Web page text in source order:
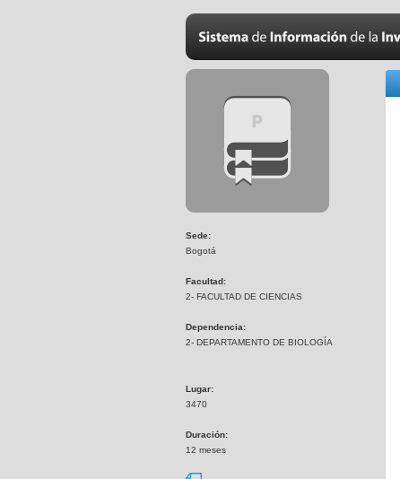
Sede:
Bogotá
Facultad:
2- FACULTAD DE CIENCIAS
Dependencia:
2- DEPARTAMENTO DE BIOLOGÍA
Lugar:
3470
Duración:
12 meses